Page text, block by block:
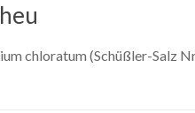
chloratum (Schüßler-Salz